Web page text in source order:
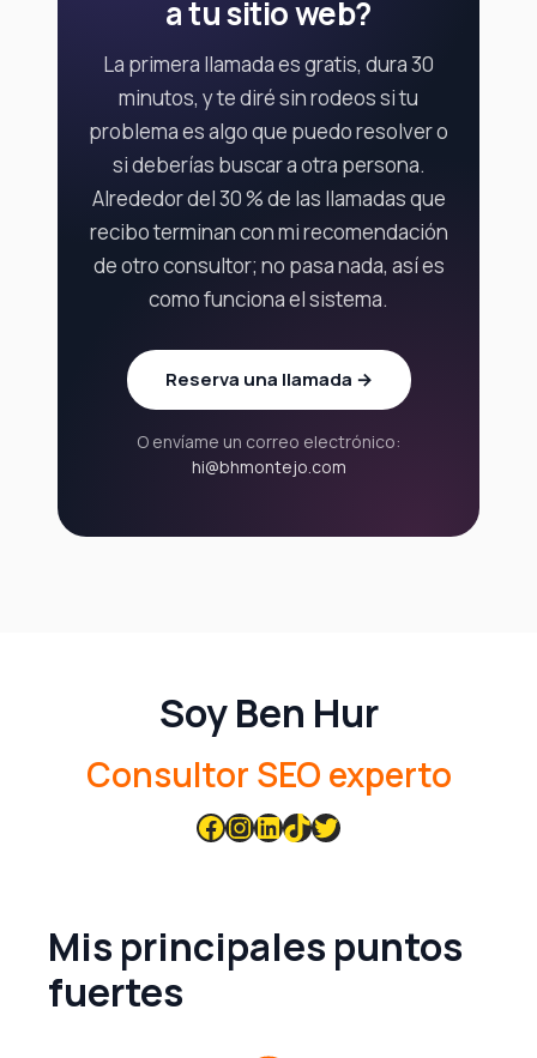
a tu sitio web?
La primera llamada es gratis, dura 30
minutos, y te diré sin rodeos si tu
problema es algo que puedo resolver o
si deberías buscar a otra persona.
Alrededor del 30 % de las llamadas que
recibo terminan con mi recomendación
de otro consultor; no pasa nada, así es
como funciona el sistema.
Reserva una llamada →
O envíame un correo electrónico:
hi@bhmontejo.com
Soy Ben Hur
Consultor SEO experto
Mis principales puntos
fuertes